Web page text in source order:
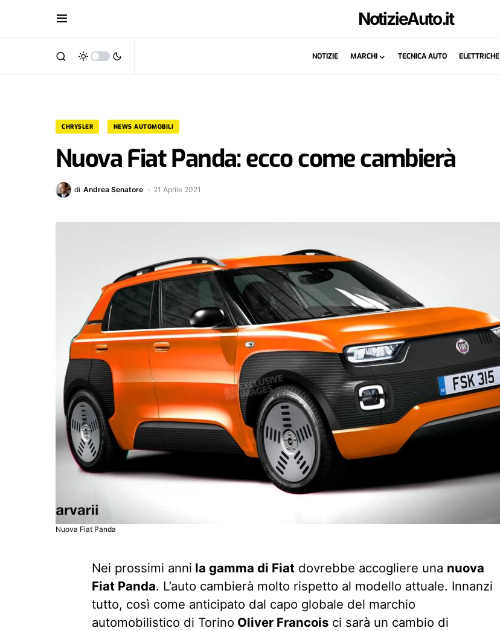
NotizieAuto.it
NOTIZIE MARCHI TECNICA AUTO ELETTRICHE
CHRYSLER NEWS AUTOMOBILI
Nuova Fiat Panda: ecco come cambierà
di Andrea Senatore 21 Aprile 2021
Nuova Fiat Panda
Nei prossimi anni la gamma di Fiat dovrebbe accogliere una nuova
Fiat Panda. L’auto cambierà molto rispetto al modello attuale. Innanzi
tutto, così come anticipato dal capo globale del marchio
automobilistico di Torino Oliver Francois ci sarà un cambio di